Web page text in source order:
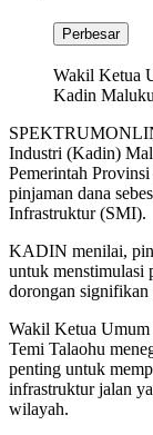
Perbesar
Wakil Ketua
Kadin
Industri (Kadin)
Pemerintah
pinjaman dana
Infrastruktur (SMI).
KADIN menilai,
untuk menstimulasi
dorongan signifikan
Wakil Ketua
Temi Talaohu
penting untuk
infrastruktur jalan
wilayah.